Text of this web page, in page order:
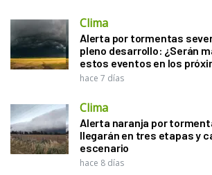
Clima
Alerta por tormentas
pleno desarrollo: ¿Serán
estos eventos en los
hace 7 días
Clima
Alerta naranja por
llegarán en tres etapas y
escenario
hace 8 días